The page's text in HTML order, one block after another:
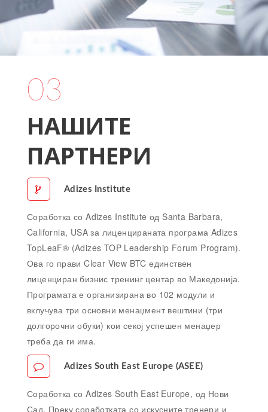
03
НАШИТЕ
ПАРТНЕРИ
Adizes Institute
Соработка со Adizes Institute од Santa Barbara,
California, USA за лиценцираната програма Adizes
TopLeaF® (Adizes TOP Leadership Forum Program).
Ова го прави Clear View BTC единствен
лиценциран бизнис тренинг центар во Македонија.
Програмата е организирана во 102 модули и
вклучува три основни менаџмент вештини (три
долгорочни обуки) кои секој успешен менаџер
треба да ги има.
Adizes South East Europe (АSEE)
Соработка со Adizes South East Europe, од Нови
Сад. Преку соработката со искусните тренери и